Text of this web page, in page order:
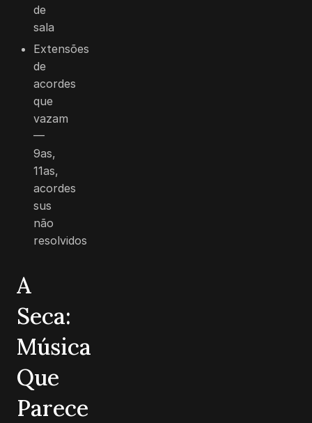
de
sala
Extensões
de
acordes
que
vazam
—
9as,
11as,
acordes
sus
não
resolvidos
A
Seca:
Música
Que
Parece